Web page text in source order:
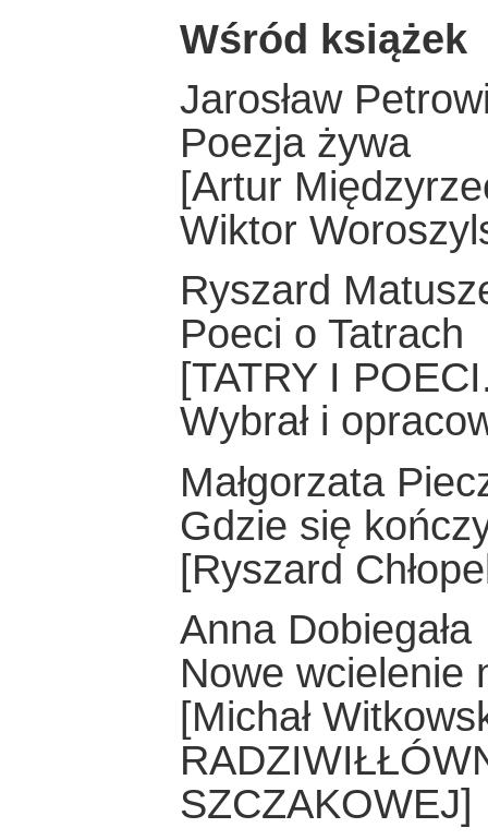
Wśród książek
Jarosław
Poezja żywa
[Artur
Wiktor
Ryszard
Poeci o Tatrach
[TATRY I
Wybrał i
Małgorzata
Gdzie się
[Ryszard
Anna Dobiegała
Nowe wcielenie
[Michał
SZCZAKOWEJ]